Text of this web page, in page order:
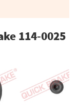
114-0025